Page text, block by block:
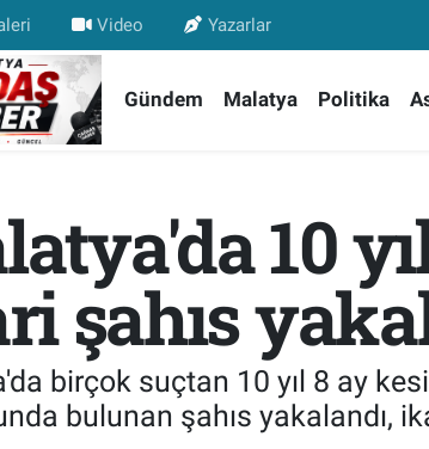
Video Yazarlar
Gündem Malatya Politika
10
şahıs
birçok suçtan 10 yıl 8 ay
bulunan şahıs yakalandı,
ve Fikstür